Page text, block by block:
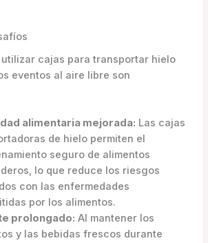
utilizar cajas para transportar hielo
eventos al aire libre son
alimentaria mejorada: Las cajas
de hielo permiten el
seguro de alimentos
lo que reduce los riesgos
con las enfermedades
por los alimentos.
prolongado: Al mantener los
y las bebidas frescos durante